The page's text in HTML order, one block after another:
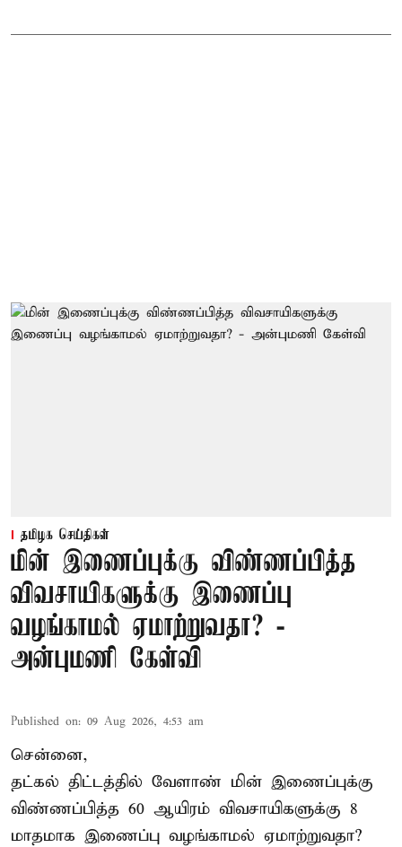
தமிழக செய்திகள்
மின் இணைப்புக்கு விண்ணப்பித்த
விவசாயிகளுக்கு இணைப்பு
வழங்காமல் ஏமாற்றுவதா? -
அன்புமணி கேள்வி
Published on: 09 Aug 2026, 4:53 am
சென்னை,
தட்கல் திட்டத்தில் வேளாண் மின் இணைப்புக்கு
விண்ணப்பித்த 60 ஆயிரம் விவசாயிகளுக்கு 8
மாதமாக இணைப்பு வழங்காமல் ஏமாற்றுவதா?